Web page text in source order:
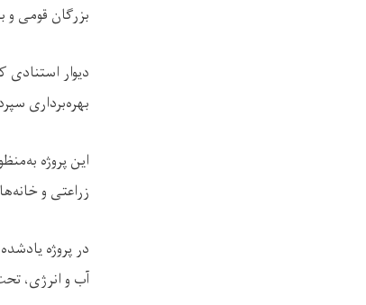
بزرگان قومی و
دیوار
بهره‌برداری
این پروژه
زراعتی و
در پروژه‌
آب و انرژی،